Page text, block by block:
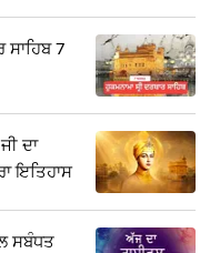
ਸਾਹਿਬ 7
ਦਾ
ਇਤਿਹਾਸ
ਸਬੰਧਤ